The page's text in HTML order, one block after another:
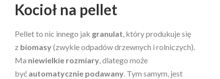
Kocioł na pellet
Pellet to nic innego jak granulat, który produkuje się
z biomasy(zwykle odpadów drzewnych i rolniczych).
Ma niewielkie rozmiary, dlatego może
być automatycznie podawany. Tym samym, jest